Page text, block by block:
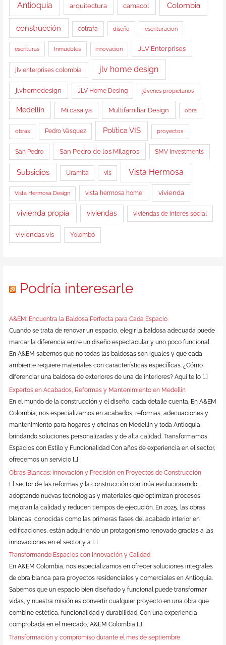
Antioquia arquitectura camacol Colombia
construcción cotrafa diseño escrituracion
escrituras Inmuebles innovacion JLV Enterprises
jlv enterprises colombia jlv home design
jlvhomedesign JLV Home Desing jóvenes propietarios
Medellín Mi casa ya Multifamiliar Design obra
obras Pedro Vásquez Política VIS proyectos
San Pedro San Pedro de los Milagros SMV Investments
Subsidios Uramita vis Vista Hermosa
Vista Hermosa Design vista hermosa home vivienda
vivienda propia viviendas viviendas de interes social
viviendas vis Yolombó
Podría interesarle
A&EM: Encuentra la Baldosa Perfecta para Cada Espacio
Cuando se trata de renovar un espacio, elegir la baldosa adecuada puede
marcar la diferencia entre un diseño espectacular y uno poco funcional.
En A&EM sabemos que no todas las baldosas son iguales y que cada
ambiente requiere materiales con características específicas. ¿Cómo
diferenciar una baldosa de exteriores de una de interiores? Aquí te lo […]
Expertos en Acabados, Reformas y Mantenimiento en Medellín
En el mundo de la construcción y el diseño, cada detalle cuenta. En A&EM
Colombia, nos especializamos en acabados, reformas, adecuaciones y
mantenimiento para hogares y oficinas en Medellín y toda Antioquia,
brindando soluciones personalizadas y de alta calidad. Transformamos
Espacios con Estilo y Funcionalidad Con años de experiencia en el sector,
ofrecemos un servicio […]
Obras Blancas: Innovación y Precisión en Proyectos de Construcción
El sector de las reformas y la construcción continúa evolucionando,
adoptando nuevas tecnologías y materiales que optimizan procesos,
mejoran la calidad y reducen tiempos de ejecución. En 2025, las obras
blancas, conocidas como las primeras fases del acabado interior en
edificaciones, están adquiriendo un protagonismo renovado gracias a las
innovaciones en el sector y a […]
Transformando Espacios con Innovación y Calidad
En A&EM Colombia, nos especializamos en ofrecer soluciones integrales
de obra blanca para proyectos residenciales y comerciales en Antioquia.
Sabemos que un espacio bien diseñado y funcional puede transformar
vidas, y nuestra misión es convertir cualquier proyecto en una obra que
combine estética, funcionalidad y durabilidad. Con una experiencia
comprobada en el mercado, A&EM Colombia […]
Transformación y compromiso durante el mes de septiembre